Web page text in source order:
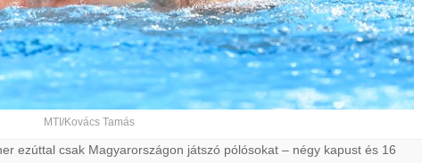
MTI/Kovács Tamás
ezúttal csak Magyarországon játszó pólósokat – négy kapust és 16